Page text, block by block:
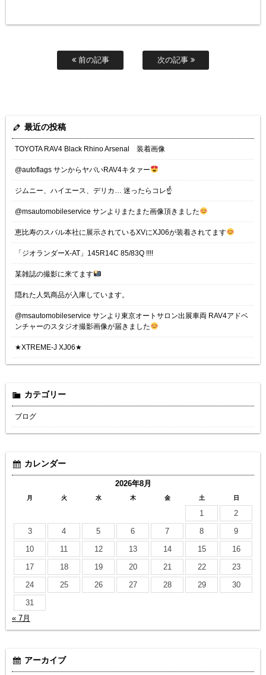
前の記事 次の記事
最近の投稿
TOYOTA RAV4 Black Rhino Arsenal 装着画像
@autoflags サンからヤバいRAV4キタァー
ジムニー、ハイエース、デリカ… 迷ったらコレ☝️
@msautomobileservice サンよりまたまた画像頂きました
恵比寿のスバル本社に展示されているXVにXJ06が装着されてます
「ジオランダーX-AT」145R14C 85/83Q !!!!
某雑誌の撮影に来てます
隠れた人気商品が入庫しています。
@msautomobileservice サンより東京オートサロン出展車両 RAV4アドベ
ンチャーのスタジオ撮影画像が届きました
★XTREME-J XJ06★
カテゴリー
ブログ
カレンダー
2026年8月
月 火 水 木 金 土 日
1
2
3
4 5 6 7 8
9
10
11 12 13 14 15
16
17
18 19 20 21 22
23
24
25 26 27 28 29
30
31
« 7月
アーカイブ